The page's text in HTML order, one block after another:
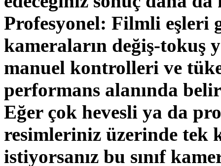
Profesyonel: Filmli eşleri
kameraların değiş-tokuş
manuel kontrolleri ve
performans alanında
Eğer çok hevesli ya da
resimleriniz üzerinde tek
istiyorsanız bu sınıf